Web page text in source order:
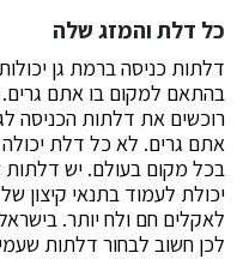
כל דלת והמזג שלה
דלתות כניסה ברמת גן
בהתאם למקום בו אתם
רוכשים את דלתות הכניסה
אתם גרים. לא כל דלת יכולה
בכל מקום בעולם. יש דלתות
יכולת לעמוד בתנאי קיצון
לאקלים חם ולח יותר.
לכן חשוב לבחור דלתות